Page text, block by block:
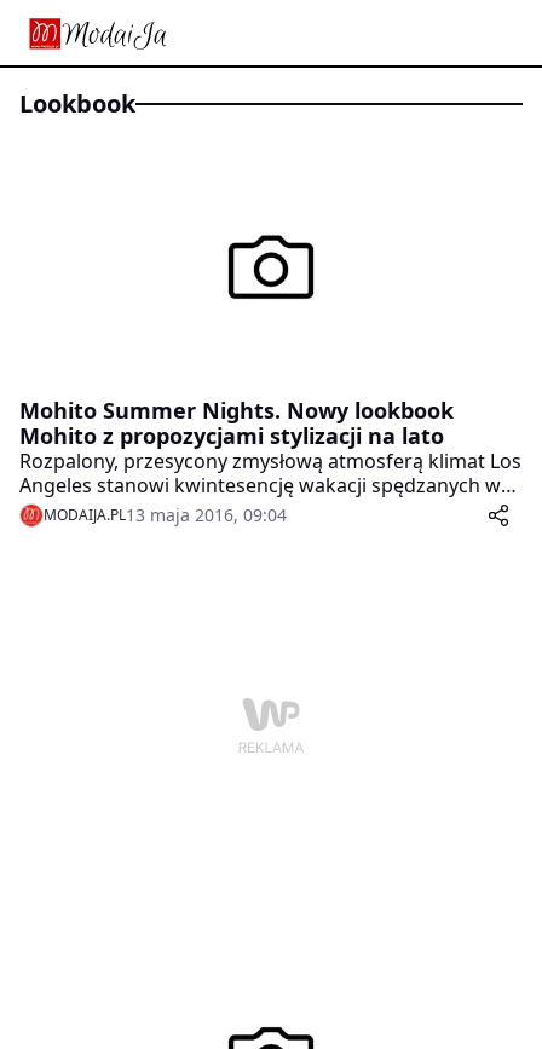
lookbook
Mohito Summer Nights. Nowy lookbook
Mohito z propozycjami stylizacji na lato
Rozpalony, przesycony zmysłową atmosferą klimat Los
Angeles stanowi kwintesencję wakacji spędzanych w
duchu glamour. Ta właśnie ta pociągająca i pełna żaru
sceneria zainspirowała projektantów Mohito do
MODAIJA.PL13 maja 2016, 09:04